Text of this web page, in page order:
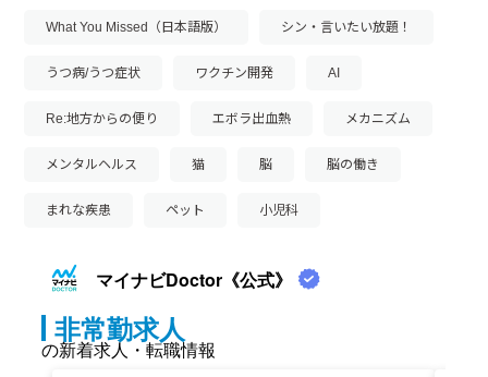
What You Missed（日本語版） シン・言いたい放題！
うつ病/うつ症状 ワクチン開発 AI
Re:地方からの便り エボラ出血熱 メカニズム
メンタルヘルス 猫 脳 脳の働き
まれな疾患 ペット 小児科